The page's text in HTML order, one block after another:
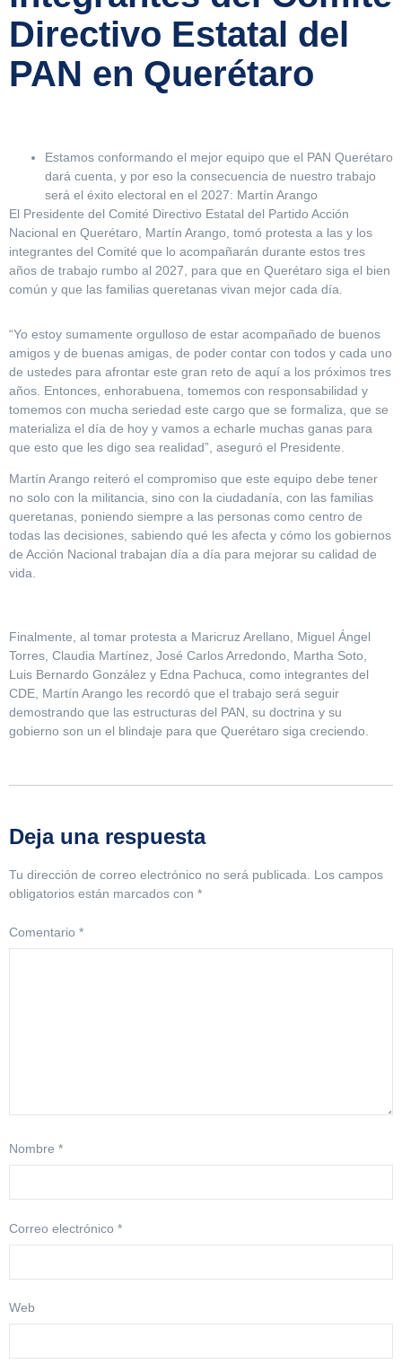
Directivo Estatal del
PAN en Querétaro
Estamos conformando el mejor equipo que el PAN Querétaro
dará cuenta, y por eso la consecuencia de nuestro trabajo
será el éxito electoral en el 2027: Martín Arango
El Presidente del Comité Directivo Estatal del Partido Acción
Nacional en Querétaro, Martín Arango, tomó protesta a las y los
integrantes del Comité que lo acompañarán durante estos tres
años de trabajo rumbo al 2027, para que en Querétaro siga el bien
común y que las familias queretanas vivan mejor cada día.
“Yo estoy sumamente orgulloso de estar acompañado de buenos
amigos y de buenas amigas, de poder contar con todos y cada uno
de ustedes para afrontar este gran reto de aquí a los próximos tres
años. Entonces, enhorabuena, tomemos con responsabilidad y
tomemos con mucha seriedad este cargo que se formaliza, que se
materializa el día de hoy y vamos a echarle muchas ganas para
que esto que les digo sea realidad”, aseguró el Presidente.
Martín Arango reiteró el compromiso que este equipo debe tener
no solo con la militancia, sino con la ciudadanía, con las familias
queretanas, poniendo siempre a las personas como centro de
todas las decisiones, sabiendo qué les afecta y cómo los gobiernos
de Acción Nacional trabajan día a día para mejorar su calidad de
vida.
Finalmente, al tomar protesta a Maricruz Arellano, Miguel Ángel
Torres, Claudia Martínez, José Carlos Arredondo, Martha Soto,
Luis Bernardo González y Edna Pachuca, como integrantes del
CDE, Martín Arango les recordó que el trabajo será seguir
demostrando que las estructuras del PAN, su doctrina y su
gobierno son un el blindaje para que Querétaro siga creciendo.
Deja una respuesta
Tu dirección de correo electrónico no será publicada. Los campos
obligatorios están marcados con *
Comentario *
Nombre *
Correo electrónico *
Web